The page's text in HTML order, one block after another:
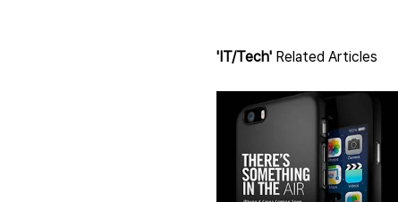
'IT/Tech' Related Articles